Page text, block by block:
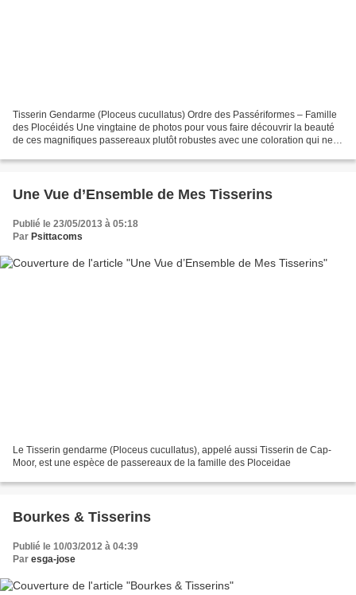
Tisserin Gendarme (Ploceus cucullatus) Ordre des Passériformes – Famille
des Plocéidés Une vingtaine de photos pour vous faire découvrir la beauté
de ces magnifiques passereaux plutôt robustes avec une coloration qui ne
Une Vue d’Ensemble de Mes Tisserins
Publié le 23/05/2013 à 05:18
Par Psittacoms
Le Tisserin gendarme (Ploceus cucullatus), appelé aussi Tisserin de Cap-
Moor, est une espèce de passereaux de la famille des Ploceidae
Bourkes & Tisserins
Publié le 10/03/2012 à 04:39
Par esga-jose